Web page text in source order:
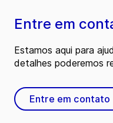
Entre em
Estamos aqui para
detalhes poderemos
Entre em contato